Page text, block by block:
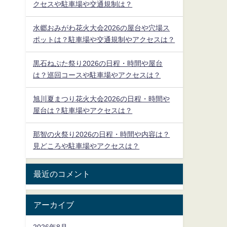
クセスや駐車場や交通規制は？
水郷おみがわ花火大会2026の屋台や穴場ス
ポットは？駐車場や交通規制やアクセスは？
黒石ねぷた祭り2026の日程・時間や屋台
は？巡回コースや駐車場やアクセスは？
旭川夏まつり花火大会2026の日程・時間や
屋台は？駐車場やアクセスは？
那智の火祭り2026の日程・時間や内容は？
見どころや駐車場やアクセスは？
最近のコメント
アーカイブ